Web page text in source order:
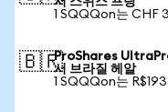
1 SQQQon는 CHF
🇧🇷ProShares
서 브라질 헤알
1 SQQQon는